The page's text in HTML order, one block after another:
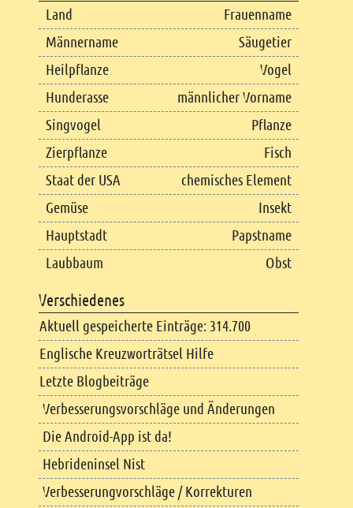
Land
Frauenname
Männername
Säugetier
Heilpflanze
Vogel
Hunderasse
männlicher Vorname
Singvogel
Pflanze
Zierpflanze
Fisch
Staat der USA
chemisches Element
Gemüse
Insekt
Hauptstadt
Papstname
Laubbaum
Obst
Verschiedenes
Aktuell gespeicherte Einträge: 314.700
Englische Kreuzworträtsel Hilfe
Letzte Blogbeiträge
Verbesserungsvorschläge und Änderungen
Die Android-App ist da!
Hebrideninsel Nist
Verbesserungvorschläge / Korrekturen